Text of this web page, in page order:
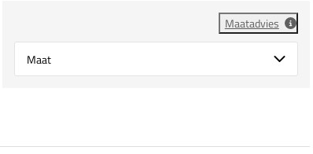
Maatadvies